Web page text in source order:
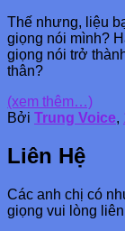
Thế nhưng, liệu
giọng nói mình?
giọng nói trở
thân?
(xem thêm…)
Bởi Trung Voice,
Liên Hệ
Các anh chị có
giọng vui lòng